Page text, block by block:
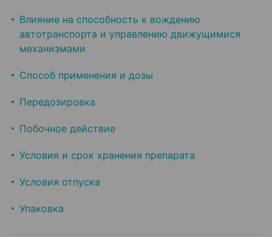
Влияние на способность к вождению
автотранспорта и управлению движущимися
механизмами
Способ применения и дозы
Передозировка
Побочное действие
Условия и срок хранения препарата
Условия отпуска
Упаковка